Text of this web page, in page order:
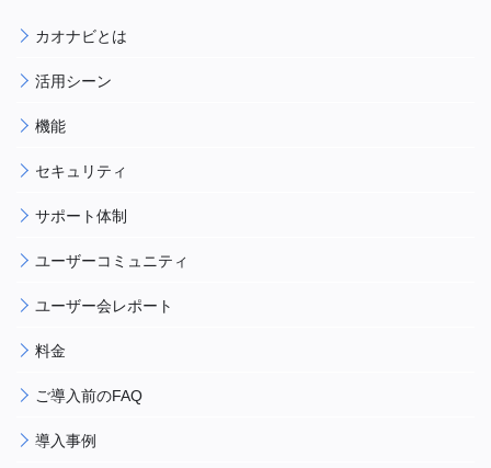
カオナビとは
活用シーン
機能
セキュリティ
サポート体制
ユーザーコミュニティ
ユーザー会レポート
料金
ご導入前のFAQ
導入事例